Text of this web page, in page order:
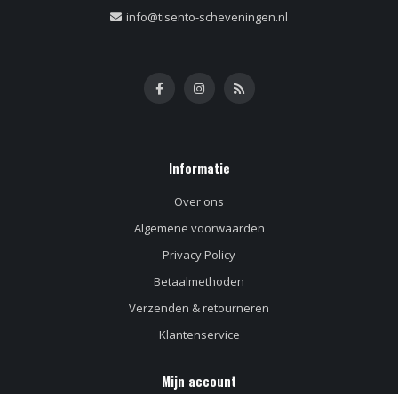
info@tisento-scheveningen.nl
Informatie
Over ons
Algemene voorwaarden
Privacy Policy
Betaalmethoden
Verzenden & retourneren
Klantenservice
Mijn account